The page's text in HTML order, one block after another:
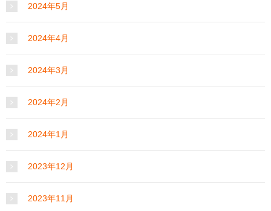
2024年5月
2024年4月
2024年3月
2024年2月
2024年1月
2023年12月
2023年11月